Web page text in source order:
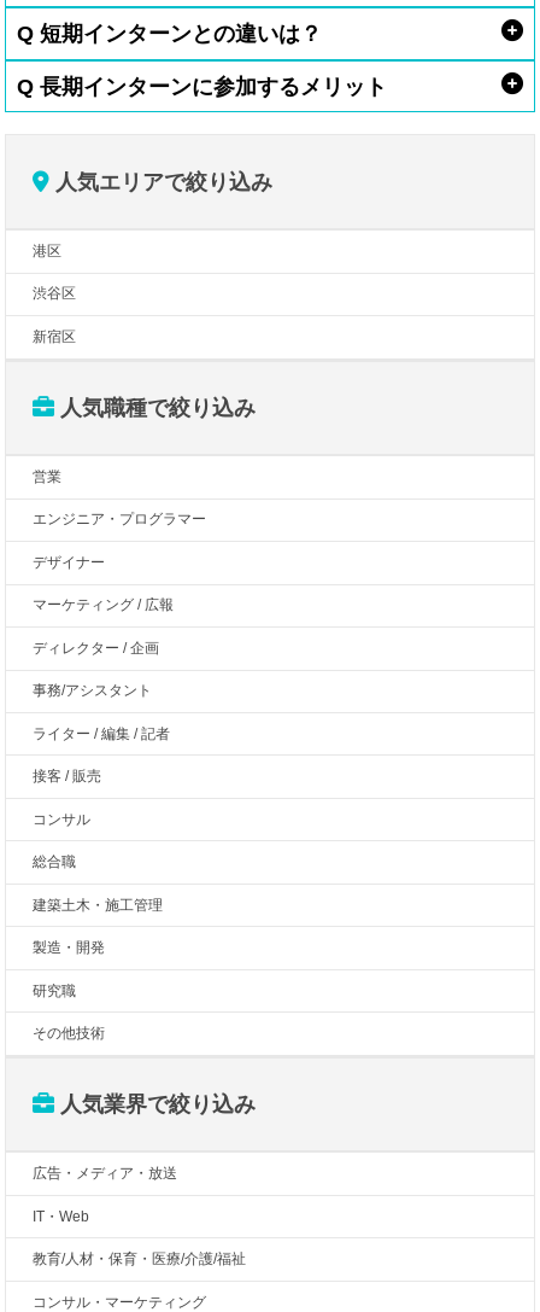
Q 短期インターンとの違いは？
Q 長期インターンに参加するメリット
人気エリアで絞り込み
港区
渋谷区
新宿区
人気職種で絞り込み
営業
エンジニア・プログラマー
デザイナー
マーケティング / 広報
ディレクター / 企画
事務/アシスタント
ライター / 編集 / 記者
接客 / 販売
コンサル
総合職
建築土木・施工管理
製造・開発
研究職
その他技術
人気業界で絞り込み
広告・メディア・放送
IT・Web
教育/人材・保育・医療/介護/福祉
コンサル・マーケティング